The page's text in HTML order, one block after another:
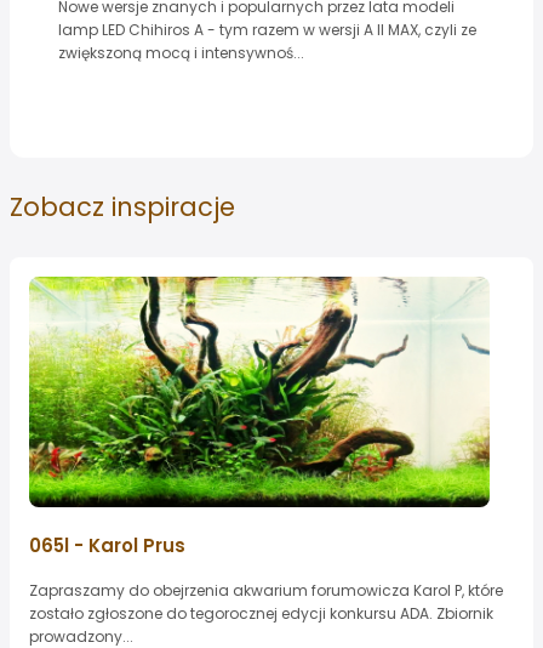
Nowe wersje znanych i popularnych przez lata modeli
lamp LED Chihiros A - tym razem w wersji A II MAX, czyli ze
zwiększoną mocą i intensywnoś...
Zobacz inspiracje
065l - Karol Prus
Zapraszamy do obejrzenia akwarium forumowicza Karol P, które
zostało zgłoszone do tegorocznej edycji konkursu ADA. Zbiornik
prowadzony...